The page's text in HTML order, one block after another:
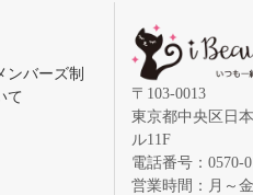
ンバーズ制
て
〒103-0013
東京都中央区日
ル11F
電話番号：0570-
営業時間：月～